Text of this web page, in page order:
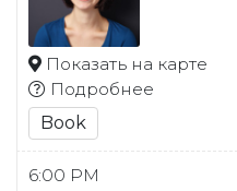
Показать на карте
Подробнее
Book
6:00 PM